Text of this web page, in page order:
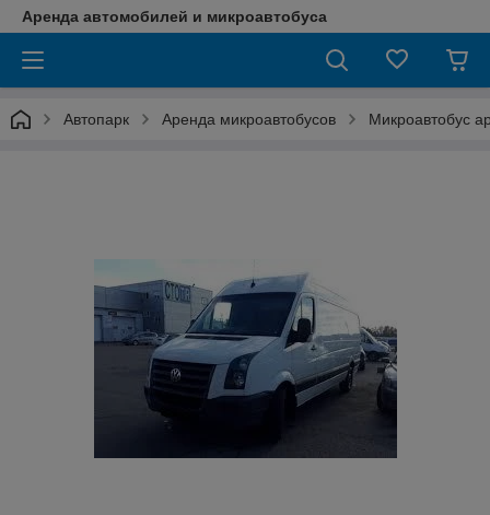
Аренда автомобилей и микроавтобуса
Автопарк Аренда микроавтобусов Микроавтобус